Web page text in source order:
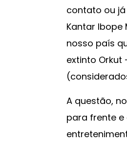
contato ou
Kantar Ibope
nosso país
extinto Orkut
A questão,
para frente